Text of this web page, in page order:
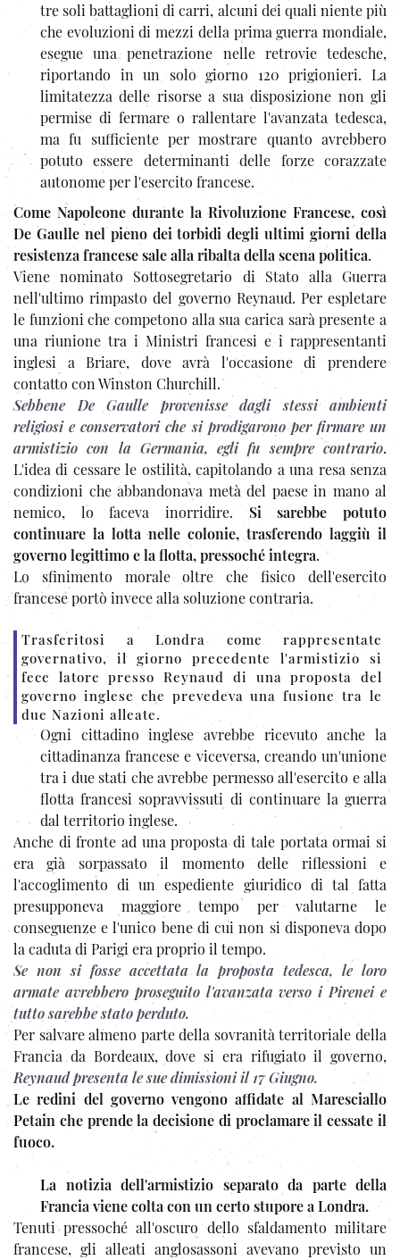
tre soli battaglioni di carri, alcuni dei quali niente più
che evoluzioni di mezzi della prima guerra mondiale,
esegue una penetrazione nelle retrovie tedesche,
riportando in un solo giorno 120 prigionieri. La
limitatezza delle risorse a sua disposizione non gli
permise di fermare o rallentare l'avanzata tedesca,
ma fu sufficiente per mostrare quanto avrebbero
potuto essere determinanti delle forze corazzate
autonome per l'esercito francese.
Come Napoleone durante la Rivoluzione Francese, così
De Gaulle nel pieno dei torbidi degli ultimi giorni della
resistenza francese sale alla ribalta della scena politica.
Viene nominato Sottosegretario di Stato alla Guerra
nell'ultimo rimpasto del governo Reynaud. Per espletare
le funzioni che competono alla sua carica sarà presente a
una riunione tra i Ministri francesi e i rappresentanti
inglesi a Briare, dove avrà l'occasione di prendere
contatto con Winston Churchill.
Sebbene De Gaulle provenisse dagli stessi ambienti
religiosi e conservatori che si prodigarono per firmare un
armistizio con la Germania, egli fu sempre contrario.
L'idea di cessare le ostilità, capitolando a una resa senza
condizioni che abbandonava metà del paese in mano al
nemico, lo faceva inorridire. Si sarebbe potuto
continuare la lotta nelle colonie, trasferendo laggiù il
governo legittimo e la flotta, pressoché integra.
Lo sfinimento morale oltre che fisico dell'esercito
francese portò invece alla soluzione contraria.
Trasferitosi a Londra come rappresentate
governativo, il giorno precedente l'armistizio si
fece latore presso Reynaud di una proposta del
governo inglese che prevedeva una fusione tra le
due Nazioni alleate.
Ogni cittadino inglese avrebbe ricevuto anche la
cittadinanza francese e viceversa, creando un'unione
tra i due stati che avrebbe permesso all'esercito e alla
flotta francesi sopravvissuti di continuare la guerra
dal territorio inglese.
Anche di fronte ad una proposta di tale portata ormai si
era già sorpassato il momento delle riflessioni e
l'accoglimento di un espediente giuridico di tal fatta
presupponeva maggiore tempo per valutarne le
conseguenze e l'unico bene di cui non si disponeva dopo
la caduta di Parigi era proprio il tempo.
Se non si fosse accettata la proposta tedesca, le loro
armate avrebbero proseguito l'avanzata verso i Pirenei e
tutto sarebbe stato perduto.
Per salvare almeno parte della sovranità territoriale della
Francia da Bordeaux, dove si era rifugiato il governo,
Reynaud presenta le sue dimissioni il 17 Giugno.
Le redini del governo vengono affidate al Maresciallo
Petain che prende la decisione di proclamare il cessate il
fuoco.
La notizia dell'armistizio separato da parte della
Francia viene colta con un certo stupore a Londra.
Tenuti pressoché all'oscuro dello sfaldamento militare
francese, gli alleati anglosassoni avevano previsto un